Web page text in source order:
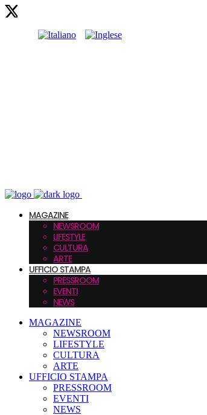
MAGAZINE
NEWSROOM
LIFESTYLE
CULTURA
ARTE
UFFICIO STAMPA
PRESSROOM
EVENTI
NEWS
MAGAZINE
NEWSROOM
LIFESTYLE
CULTURA
ARTE
UFFICIO STAMPA
PRESSROOM
EVENTI
NEWS